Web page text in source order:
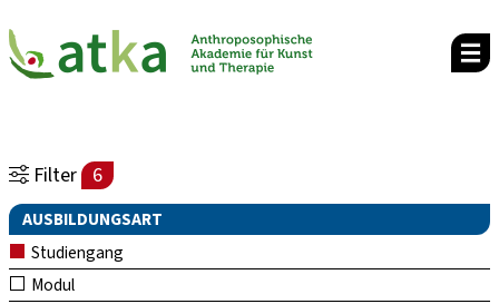
Filter 6
AUSBILDUNGSART
Studiengang
Modul